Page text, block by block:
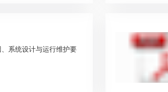
系统设计与运行维护要